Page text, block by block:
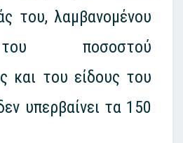
του, λαμβανομένου
ποσοστού
και του είδους του
υπερβαίνει τα 150